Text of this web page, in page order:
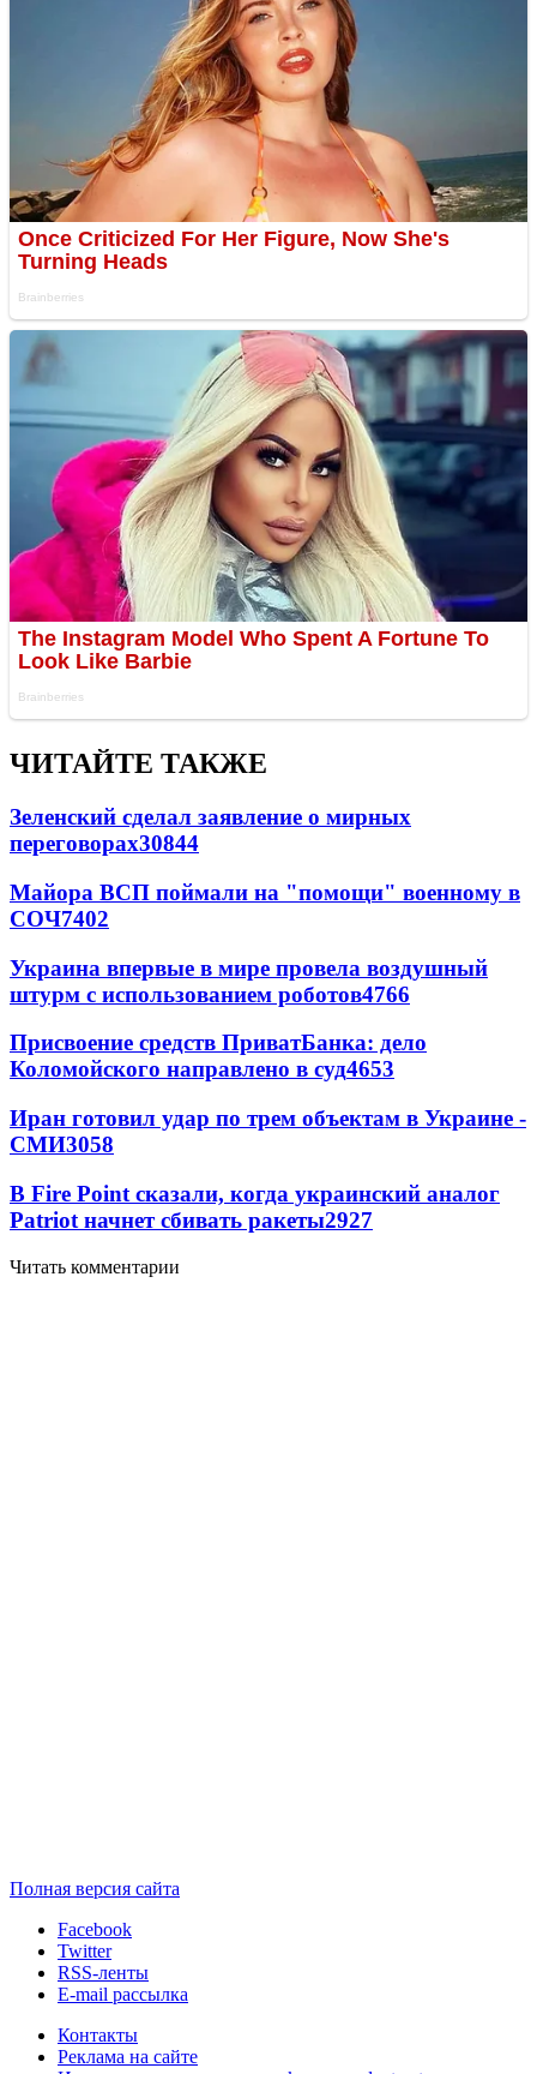
ЧИТАЙТЕ ТАКЖЕ
Зеленский сделал заявление о мирных
переговорах30844
Майора ВСП поймали на "помощи" военному в
СОЧ7402
Украина впервые в мире провела воздушный
штурм с использованием роботов4766
Присвоение средств ПриватБанка: дело
Коломойского направлено в суд4653
Иран готовил удар по трем объектам в Украине -
СМИ3058
В Fire Point сказали, когда украинский аналог
Patriot начнет сбивать ракеты2927
Читать комментарии
Полная версия сайта
Facebook
Twitter
RSS-ленты
E-mail рассылка
Контакты
Реклама на сайте